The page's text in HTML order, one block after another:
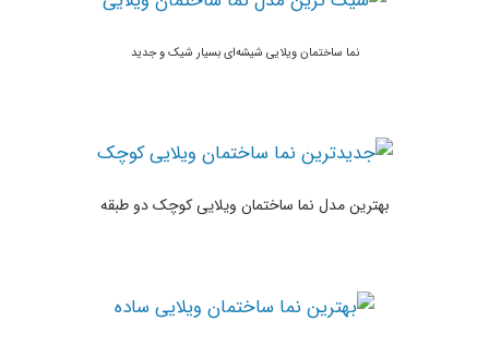
نما ساختمان ویلایی شیشه‌ای بسیار شیک و جدید
بهترین مدل نما ساختمان ویلایی کوچک دو طبقه